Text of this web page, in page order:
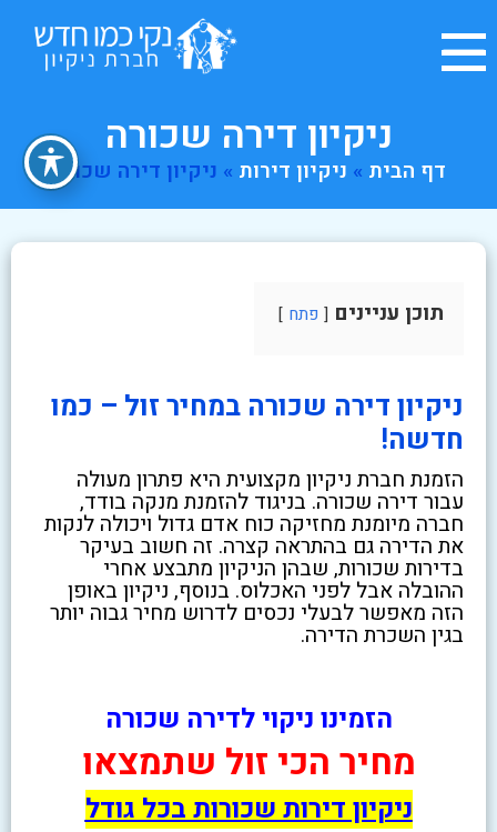
ניקיון דירה שכורה
דף הבית » ניקיון דירות » ניקיון דירה שכורה
תוכן עניינים פתח
ניקיון דירה שכורה במחיר זול – כמו
חדשה!
הזמנת חברת ניקיון מקצועית היא פתרון מעולה
עבור דירה שכורה. בניגוד להזמנת מנקה בודד,
חברה מיומנת מחזיקה כוח אדם גדול ויכולה לנקות
את הדירה גם בהתראה קצרה. זה חשוב בעיקר
בדירות שכורות, שבהן הניקיון מתבצע אחרי
ההובלה אבל לפני האכלוס. בנוסף, ניקיון באופן
הזה מאפשר לבעלי נכסים לדרוש מחיר גבוה יותר
בגין השכרת הדירה.
הזמינו ניקוי לדירה שכורה
מחיר הכי זול שתמצאו
ניקיון דירות שכורות בכל גודל